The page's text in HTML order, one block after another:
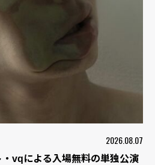
2026.08.07
vqによる入場無料の単独公演